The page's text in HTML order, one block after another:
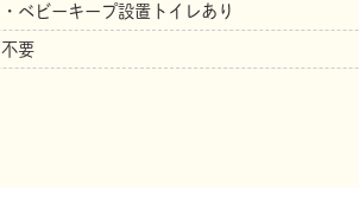
・ベビーキープ設置トイレあり
不要